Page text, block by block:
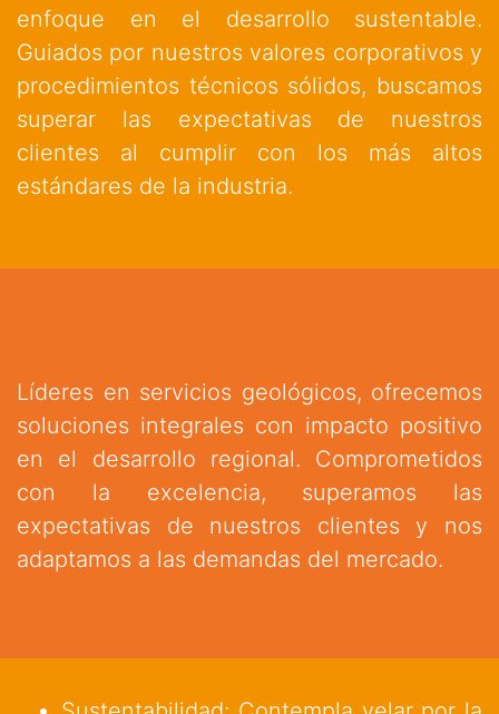
enfoque en el desarrollo sustentable.
Guiados por nuestros valores corporativos y
procedimientos técnicos sólidos, buscamos
superar las expectativas de nuestros
clientes al cumplir con los más altos
estándares de la industria.
Líderes en servicios geológicos, ofrecemos
soluciones integrales con impacto positivo
en el desarrollo regional. Comprometidos
con la excelencia, superamos las
expectativas de nuestros clientes y nos
adaptamos a las demandas del mercado.